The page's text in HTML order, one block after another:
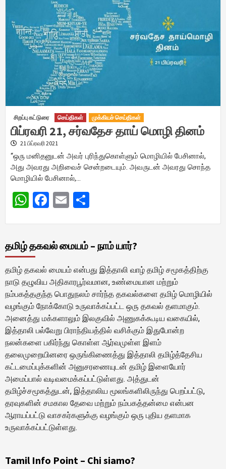
சிறப்பு கட்டுரை செய்திகள் முக்கியச் செய்திகள்
பிப்ரவரி 21, சர்வதேச தாய் மொழி தினம்
21 பிப்ரவரி 2021
“ஒரு மனிதனுடன் அவர் புரிந்துகொள்ளும் மொழியில் பேசினால்,
அது அவரது அறிவைச் சென்றடையும். அவருடன் அவரது சொந்த
மொழியில் பேசினால்,…
WhatsApp
Facebook
Email
தமிழ் தகவல் மையம் – நாம் யார்?
தமிழ் தகவல் மையம் என்பது இத்தாலி வாழ் தமிழ் சமூகத்திற்கு
நாடு தழுவிய அதிகாரபூர்வமான, உண்மையான மற்றும்
நம்பகத்தகுந்த பொதுநலம் சார்ந்த தகவல்களை தமிழ் மொழியில்
வழங்கும் நோக்கோடு உருவாக்கப்பட்ட ஒரு தகவல் தளமாகும்.
அனைத்து மக்களாலும் இலகுவில் அணுகக்கூடிய வகையில்,
இத்தாலி பல்வேறு பிராந்தியத்தில் வசிக்கும் இதுபோன்ற
நலன்களை பகிர்ந்து கொள்ள ஆர்வமுள்ள இளம்
தலைமுறையினரை ஒருங்கிணைத்து இத்தாலி தமிழ்த்தேசிய
கட்டமைப்புக்களின் அனுசரணையுடன் தமிழ் இளையோர்
அமைப்பால் வடிவமைக்கப்பட்டுள்ளது. அத்துடன்
தமிழ்ச்சமூகத்துடன், இத்தாலிய மூலங்களிலிருந்து பெறப்பட்டு,
தரவுகளின் சமகால தேவை மற்றும் நம்பகத்தன்மை என்பன
ஆராயப்பட்டு வாசகர்களுக்கு வழங்கும் ஒரு புதிய தளமாக
உருவாக்கப்பட்டுள்ளது.
Tamil Info Point – Chi siamo?